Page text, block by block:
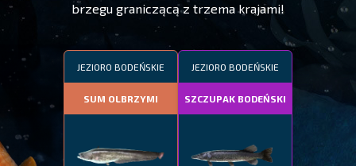
brzegu graniczącą z trzema krajami!
JEZIORO BODEŃSKIE
SUM OLBRZYMI
JEZIORO BODEŃSKIE
SZCZUPAK BODEŃSKI